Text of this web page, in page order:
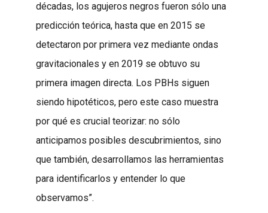
décadas, los agujeros negros fueron sólo una
predicción teórica, hasta que en 2015 se
detectaron por primera vez mediante ondas
gravitacionales y en 2019 se obtuvo su
primera imagen directa. Los PBHs siguen
siendo hipotéticos, pero este caso muestra
por qué es crucial teorizar: no sólo
anticipamos posibles descubrimientos, sino
que también, desarrollamos las herramientas
para identificarlos y entender lo que
observamos”.